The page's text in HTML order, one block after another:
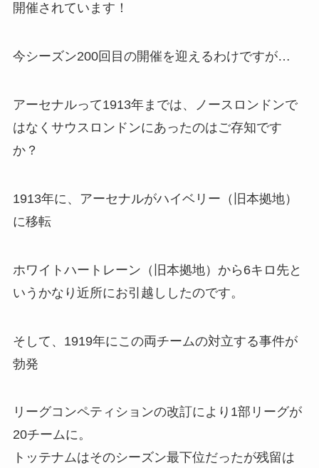
開催されています！
今シーズン200回目の開催を迎えるわけですが…
アーセナルって1913年までは、ノースロンドンで
はなくサウスロンドンにあったのはご存知です
か？
1913年に、アーセナルがハイベリー（旧本拠地）
に移転
ホワイトハートレーン（旧本拠地）から6キロ先と
いうかなり近所にお引越ししたのです。
そして、1919年にこの両チームの対立する事件が
勃発
リーグコンペティションの改訂により1部リーグが
20チームに。
トッテナムはそのシーズン最下位だったが残留は